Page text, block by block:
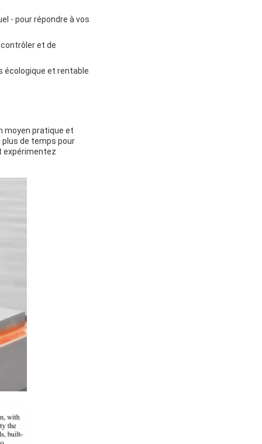
- pour répondre à vos
et de
écologique et rentable
moyen pratique et
plus de temps pour
expérimentez